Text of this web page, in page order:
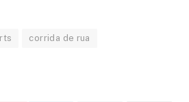
corrida de rua